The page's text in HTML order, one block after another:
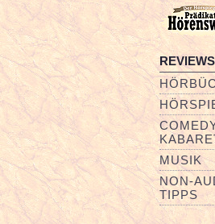
REVIEWS
MUSIK
NON-
TIPPS